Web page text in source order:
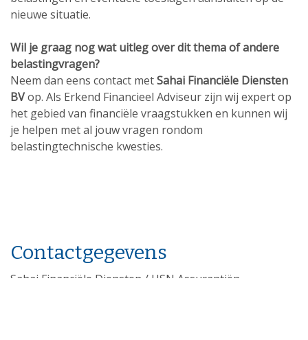
nieuwe situatie.
Wil je graag nog wat uitleg over dit thema of andere
belastingvragen?
Neem dan eens contact metSahai Financiële Diensten
BVop. Als Erkend Financieel Adviseur zijn wij expert op
het gebied van financiële vraagstukken en kunnen wij
je helpen met al jouw vragen rondom
belastingtechnische kwesties.
Contactgegevens
Sahai Financiële Diensten / HSN Assurantiën